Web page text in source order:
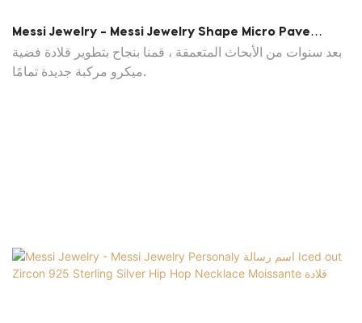
Messi Jewelry - Messi Jewelry Shape Micro Pave
Zircon 925 Sterling Silver Necklace For Women
Moissante Arndant
بعد سنوات من الأبحاث المتعمقة ، قمنا بنجاح بتطوير قلادة فضية
ميكرو مركبة جديدة تمامًا.